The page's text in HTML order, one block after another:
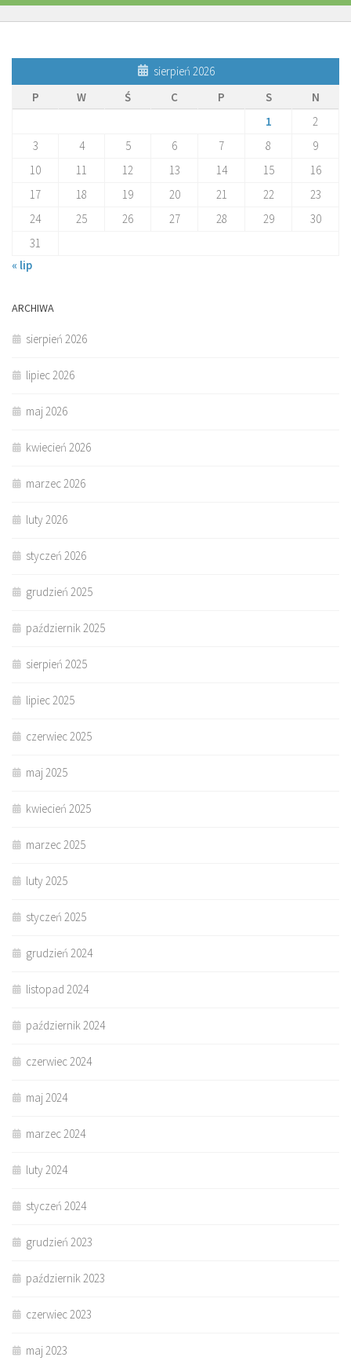
sierpień 2026
P
W Ś C P S
N
1
2
3
4 5 6 7 8
9
10
11 12 13 14 15
16
17
18 19 20 21 22
23
24
25 26 27 28 29
30
31
« lip
ARCHIWA
sierpień 2026
lipiec 2026
maj 2026
kwiecień 2026
marzec 2026
luty 2026
styczeń 2026
grudzień 2025
październik 2025
sierpień 2025
lipiec 2025
czerwiec 2025
maj 2025
kwiecień 2025
marzec 2025
luty 2025
styczeń 2025
grudzień 2024
listopad 2024
październik 2024
czerwiec 2024
maj 2024
marzec 2024
luty 2024
styczeń 2024
grudzień 2023
październik 2023
czerwiec 2023
maj 2023